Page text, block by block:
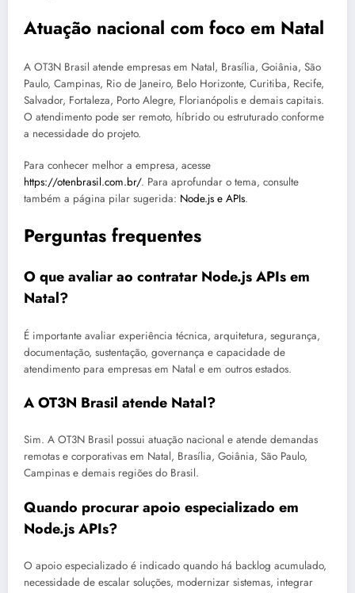
Atuação nacional com foco em Natal
A OT3N Brasil atende empresas em Natal, Brasília, Goiânia, São
Paulo, Campinas, Rio de Janeiro, Belo Horizonte, Curitiba, Recife,
Salvador, Fortaleza, Porto Alegre, Florianópolis e demais capitais.
O atendimento pode ser remoto, híbrido ou estruturado conforme
a necessidade do projeto.
Para conhecer melhor a empresa, acesse
https://otenbrasil.com.br/. Para aprofundar o tema, consulte
também a página pilar sugerida: Node.js e APIs.
Perguntas frequentes
O que avaliar ao contratar Node.js APIs em
Natal?
É importante avaliar experiência técnica, arquitetura, segurança,
documentação, sustentação, governança e capacidade de
atendimento para empresas em Natal e em outros estados.
A OT3N Brasil atende Natal?
Sim. A OT3N Brasil possui atuação nacional e atende demandas
remotas e corporativas em Natal, Brasília, Goiânia, São Paulo,
Campinas e demais regiões do Brasil.
Quando procurar apoio especializado em
Node.js APIs?
O apoio especializado é indicado quando há backlog acumulado,
necessidade de escalar soluções, modernizar sistemas, integrar